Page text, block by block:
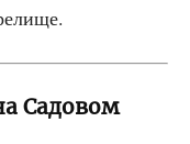
Садовом